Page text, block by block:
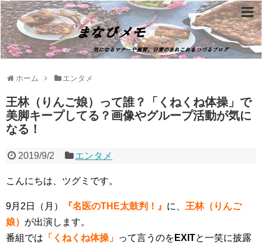
ホーム エンタメ
王林（りんご娘）って誰？「くねくね体操」で
美脚キープしてる？画像やグループ活動が気に
なる！
2019/9/2 エンタメ
こんにちは、ツグミです。
9月2日（月） 『名医のTHE太鼓判！』 に、 王林（りんご
娘） が出演します。
番組では 「くねくね体操」 って言うのを EXITと一笑に披露